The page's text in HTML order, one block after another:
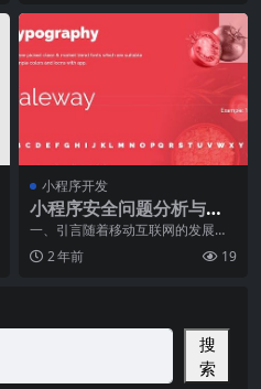
小程序开发
小程序安全问题分析与解
决方案！保障用户信息安
全！
一、引言随着移动互联网的发展和
智能手机的普及，小程序作为一种
轻量级应用形式，逐渐
2 年前 19
搜
索